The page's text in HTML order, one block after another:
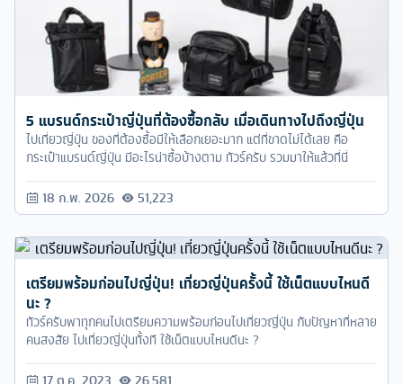
ไปเที่ยวญี่ปุ่น ของที่ต้องซื้อมีให้เลือกเยอะมาก แต่ที่ขาดไม่ได้เลย คือ
กระเป๋าแบรนด์ญี่ปุ่น มีอะไรน่าซื้อบ้างตาม ทัวร์ครับ รวมมาให้แล้วที่นี่
18 ก.พ. 2026 51,223
เตรียมพร้อมก่อนไปญี่ปุ่น! เที่ยวญี่ปุ่นครั้งนี้ ใช้เน็ตแบบไหนดี
นะ ?
ทัวร์ครับพาทุกคนไปเตรียมความพร้อมก่อนไปเที่ยวญี่ปุ่น กับปัญหาที่หลาย
คนสงสัย ไปเที่ยวญี่ปุ่นทั้งที ใช้เน็ตแบบไหนดีนะ ?
17 ต.ค. 2023 26,581